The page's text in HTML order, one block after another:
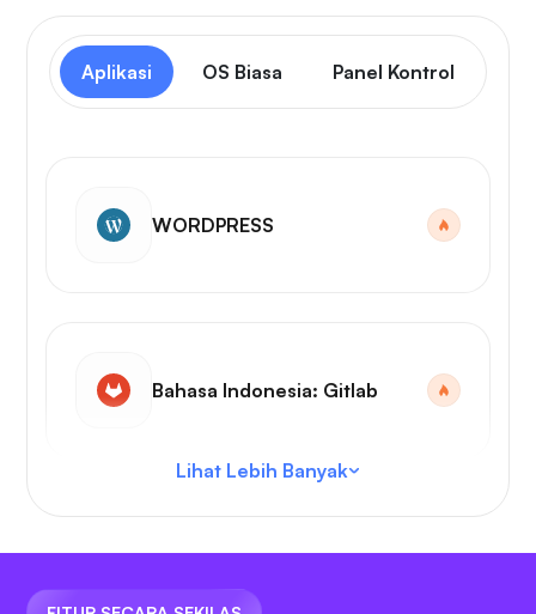
Aplikasi OS Biasa Panel Kontrol
WORDPRESS
Bahasa Indonesia: Gitlab
Kode VS
Lihat Lebih Banyak